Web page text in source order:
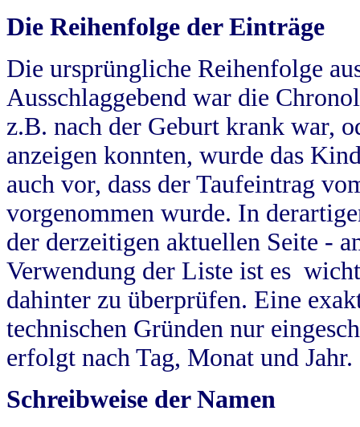
Die Reihenfolge der Einträge
Die ursprüngliche Reihenfolge
Ausschlaggebend war die
z.B. nach der Geburt krank war,
anzeigen konnten, wurde das
auch vor, dass der Taufeintrag
vorgenommen wurde. In
der derzeitigen aktuellen Seite -
Verwendung der Liste ist es
dahinter zu überprüfen. Eine
technischen Gründen nur
erfolgt nach Tag, Monat und Jahr.
Schreibweise der Namen